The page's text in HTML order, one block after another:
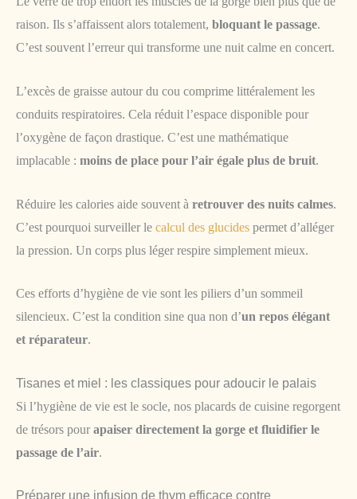
raison. Ils s’affaissent alors totalement, bloquant le passage.
C’est souvent l’erreur qui transforme une nuit calme en concert.
L’excès de graisse autour du cou comprime littéralement les
conduits respiratoires. Cela réduit l’espace disponible pour
l’oxygène de façon drastique. C’est une mathématique
implacable : moins de place pour l’air égale plus de bruit.
Réduire les calories aide souvent à retrouver des nuits calmes.
C’est pourquoi surveiller le calcul des glucides permet d’alléger
la pression. Un corps plus léger respire simplement mieux.
Ces efforts d’hygiène de vie sont les piliers d’un sommeil
silencieux. C’est la condition sine qua non d’un repos élégant
et réparateur.
Tisanes et miel : les classiques pour adoucir le palais
Si l’hygiène de vie est le socle, nos placards de cuisine regorgent
de trésors pour apaiser directement la gorge et fluidifier le
passage de l’air.
Préparer une infusion de thym efficace contre